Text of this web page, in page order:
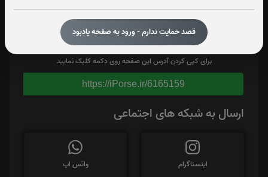
قصد حمایت ندارم - ورود به صفحه یادبود
برای کپی کردن آدرس این صفحه روی دکمه کلیک نمایید
https://iPorse.ir/6165159
ارسال به شبکه های اجتماعی
اینستاگرام واتس اپ